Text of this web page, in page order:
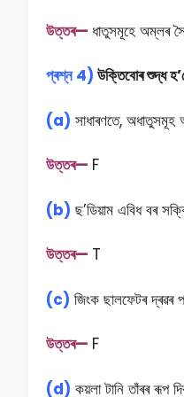
উত্তৰ— ধাতুসমূহে অম্লৰ
প্ৰশ্ন 4) উক্তিবোৰ শুদ্ধ
(a) সাধাৰণতে, অধাতুসমূহ
উত্তৰ— F
(b) ছ’ডিয়াম এবিধ বৰ
উত্তৰ— T
(c) জিংক ছালফেটৰ দ্ৰৱৰ
উত্তৰ— F
(d) কয়লা টানি তাঁৰৰ ৰূপ